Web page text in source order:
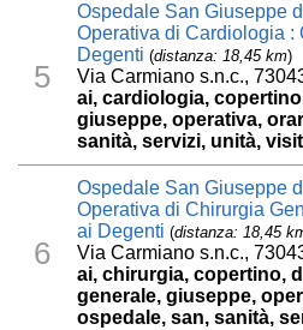
5
Ospedale San Giuseppe
Operativa di Cardiologia :
Degenti (distanza: 18,45 km)
Via Carmiano s.n.c.,
ai, cardiologia,
giuseppe, operativa,
sanità, servizi, unità,
6
Ospedale San Giuseppe
Operativa di Chirurgia
ai Degenti (distanza: 18,45
Via Carmiano s.n.c.,
ai, chirurgia, copertino,
generale, giuseppe,
ospedale, san, sanità,